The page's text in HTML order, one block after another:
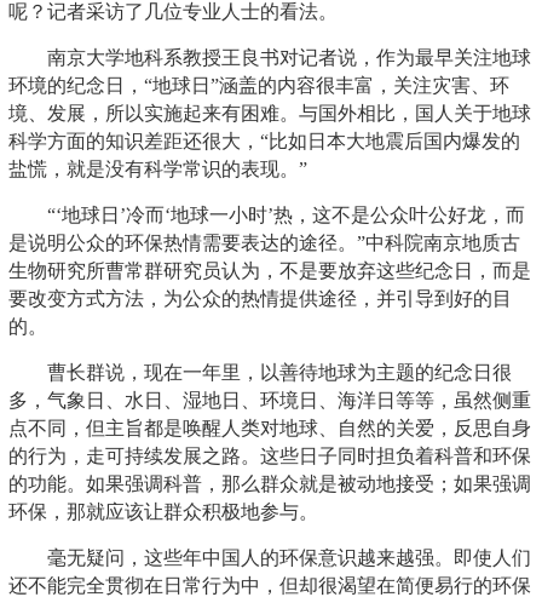
呢？记者采访了几位专业人士的看法。
南京大学地科系教授王良书对记者说，作为最早关注地球
环境的纪念日，“地球日”涵盖的内容很丰富，关注灾害、环
境、发展，所以实施起来有困难。与国外相比，国人关于地球
科学方面的知识差距还很大，“比如日本大地震后国内爆发的
盐慌，就是没有科学常识的表现。”
“‘地球日’冷而‘地球一小时’热，这不是公众叶公好龙，而
是说明公众的环保热情需要表达的途径。”中科院南京地质古
生物研究所曹常群研究员认为，不是要放弃这些纪念日，而是
要改变方式方法，为公众的热情提供途径，并引导到好的目
的。
曹长群说，现在一年里，以善待地球为主题的纪念日很
多，气象日、水日、湿地日、环境日、海洋日等等，虽然侧重
点不同，但主旨都是唤醒人类对地球、自然的关爱，反思自身
的行为，走可持续发展之路。这些日子同时担负着科普和环保
的功能。如果强调科普，那么群众就是被动地接受；如果强调
环保，那就应该让群众积极地参与。
毫无疑问，这些年中国人的环保意识越来越强。即使人们
还不能完全贯彻在日常行为中，但却很渴望在简便易行的环保